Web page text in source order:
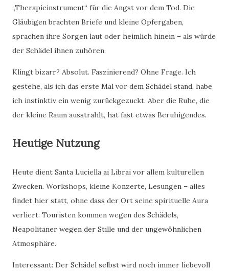
„Therapieinstrument“ für die Angst vor dem Tod. Die
Gläubigen brachten Briefe und kleine Opfergaben,
sprachen ihre Sorgen laut oder heimlich hinein – als würde
der Schädel ihnen zuhören.
Klingt bizarr? Absolut. Faszinierend? Ohne Frage. Ich
gestehe, als ich das erste Mal vor dem Schädel stand, habe
ich instinktiv ein wenig zurückgezuckt. Aber die Ruhe, die
der kleine Raum ausstrahlt, hat fast etwas Beruhigendes.
Heutige Nutzung
Heute dient Santa Luciella ai Librai vor allem kulturellen
Zwecken. Workshops, kleine Konzerte, Lesungen – alles
findet hier statt, ohne dass der Ort seine spirituelle Aura
verliert. Touristen kommen wegen des Schädels,
Neapolitaner wegen der Stille und der ungewöhnlichen
Atmosphäre.
Interessant: Der Schädel selbst wird noch immer liebevoll